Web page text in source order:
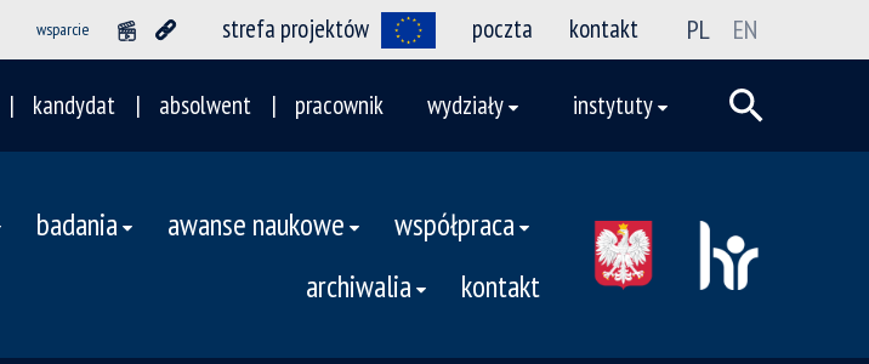
wsparcie strefa projektów poczta kontakt PL EN
kandydat absolwent pracownik wydziały instytuty
badania awanse naukowe
współpraca
archiwalia
kontakt